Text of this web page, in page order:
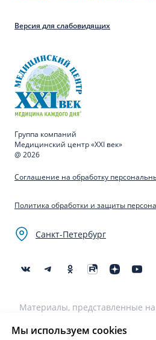
Версия для слабовидящих
Группа компаний
Медицинский центр «XXI век»
@ 2026
Соглашение на обработку
Политика обработки и защиты
Санкт-Петербург
Материалы, представленные
использованы для постановки
Мы используем cookies